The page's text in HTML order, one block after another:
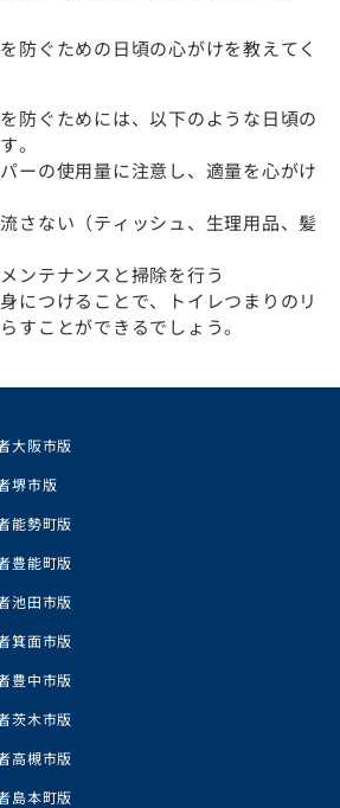
防ぐための日頃の心がけを教えてく
防ぐためには、以下のような日頃の
。
ーの使用量に注意し、適量を心がけ
さない（ティッシュ、生理用品、髪
ンテナンスと掃除を行う
につけることで、トイレつまりのリ
すことができるでしょう。
大阪市版
堺市版
能勢町版
豊能町版
池田市版
箕面市版
豊中市版
茨木市版
高槻市版
島本町版